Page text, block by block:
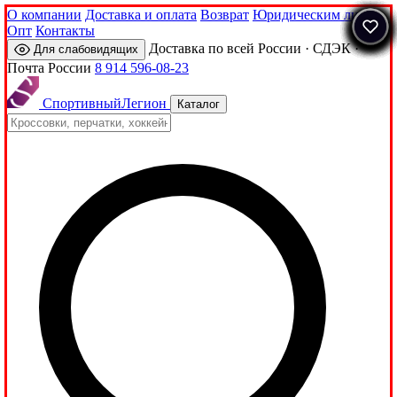
О компании Доставка и оплата Возврат Юридическим лицам
Опт Контакты
Для слабовидящих
Доставка по всей России · СДЭК ·
Почта России 8 914 596-08-23
СпортивныйЛегион Каталог